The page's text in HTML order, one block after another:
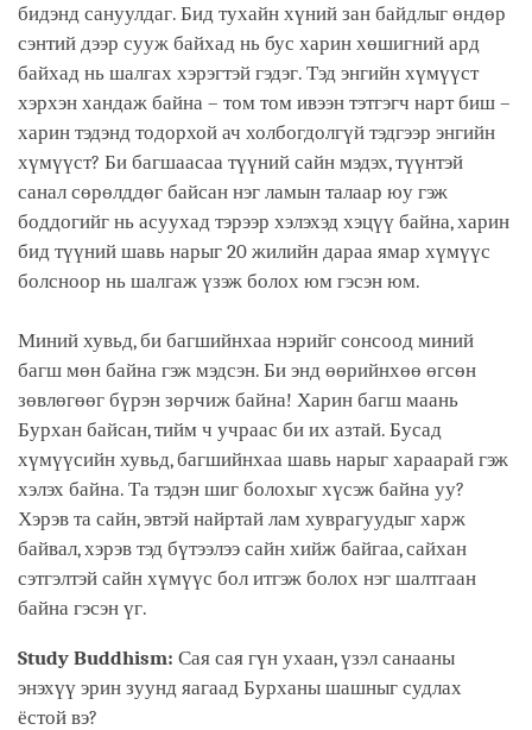
бидэнд сануулдаг. Бид тухайн хүний зан байдлыг өндөр
сэнтий дээр сууж байхад нь бус харин хөшигний ард
байхад нь шалгах хэрэгтэй гэдэг. Тэд энгийн хүмүүст
хэрхэн хандаж байна – том том ивээн тэтгэгч нарт биш –
харин тэдэнд тодорхой ач холбогдолгүй тэдгээр энгийн
хүмүүст? Би багшаасаа түүний сайн мэдэх, түүнтэй
санал сөрөлддөг байсан нэг ламын талаар юу гэж
боддогийг нь асуухад тэрээр хэлэхэд хэцүү байна, харин
бид түүний шавь нарыг 20 жилийн дараа ямар хүмүүс
болсноор нь шалгаж үзэж болох юм гэсэн юм.
Миний хувьд, би багшийнхаа нэрийг сонсоод миний
багш мөн байна гэж мэдсэн. Би энд өөрийнхөө өгсөн
зөвлөгөөг бүрэн зөрчиж байна! Харин багш маань
Бурхан байсан, тийм ч учраас би их азтай. Бусад
хүмүүсийн хувьд, багшийнхаа шавь нарыг хараарай гэж
хэлэх байна. Та тэдэн шиг болохыг хүсэж байна уу?
Хэрэв та сайн, эвтэй найртай лам хуврагуудыг харж
байвал, хэрэв тэд бүтээлээ сайн хийж байгаа, сайхан
сэтгэлтэй сайн хүмүүс бол итгэж болох нэг шалтгаан
байна гэсэн үг.
Study Buddhism: Сая сая гүн ухаан, үзэл санааны
энэхүү эрин зуунд яагаад Бурханы шашныг судлах
ёстой вэ?